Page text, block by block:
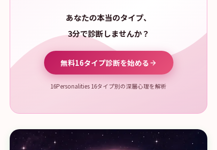
あなたの本当のタイプ、
3分で診断しませんか？
無料16タイプ診断を始める
16Personalities 16タイプ別の深層心理を解析